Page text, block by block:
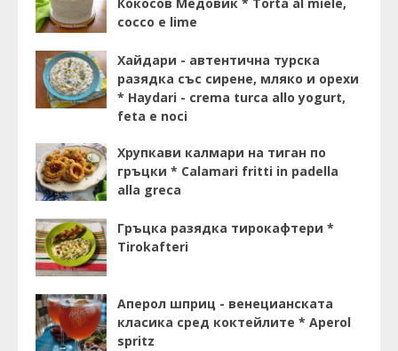
cocco e lime
Хайдари - автентична турска
разядка със сирене, мляко и орехи
* Haydari - crema turca allo yogurt,
feta e noci
Хрупкави калмари на тиган по
гръцки * Calamari fritti in padella
alla greca
Гръцка разядка тирокафтери *
Tirokafteri
Аперол шприц - венецианската
класика сред коктейлите * Aperol
spritz